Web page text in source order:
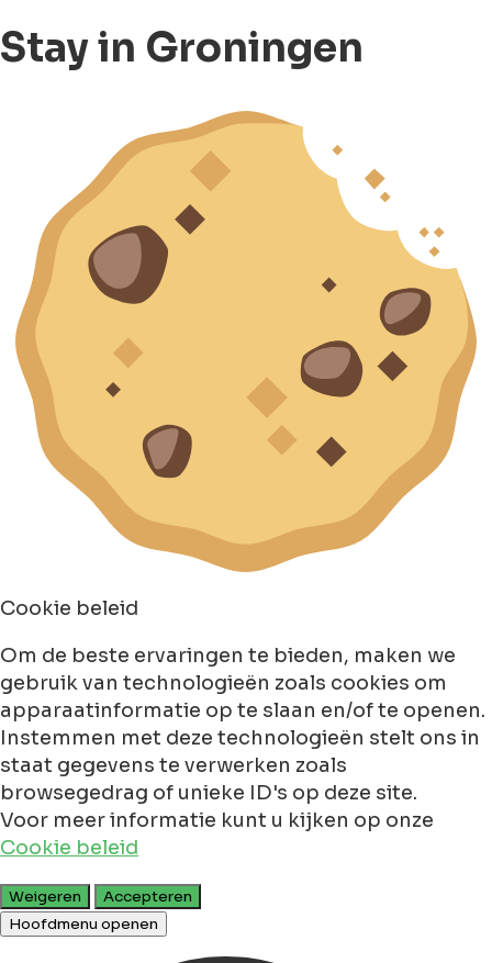
Stay in Groningen
Cookie beleid
Om de beste ervaringen te bieden, maken we
gebruik van technologieën zoals cookies om
apparaatinformatie op te slaan en/of te openen.
Instemmen met deze technologieën stelt ons in
staat gegevens te verwerken zoals
browsegedrag of unieke ID's op deze site.
Voor meer informatie kunt u kijken op onze
Cookie beleid
Weigeren
Accepteren
Hoofdmenu openen